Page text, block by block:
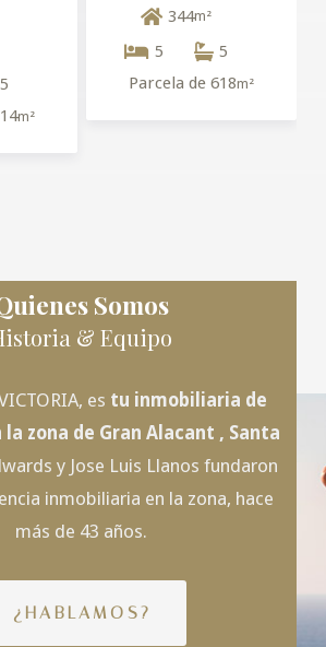
5
m²
344m²
5
5
Parcela de 618m²
Somos
& Equipo
es tu inmobiliaria de
zona de Gran Alacant , Santa
y Jose Luis Llanos fundaron
inmobiliaria en la zona, hace
más de 43 años.
¿HABLAMOS?